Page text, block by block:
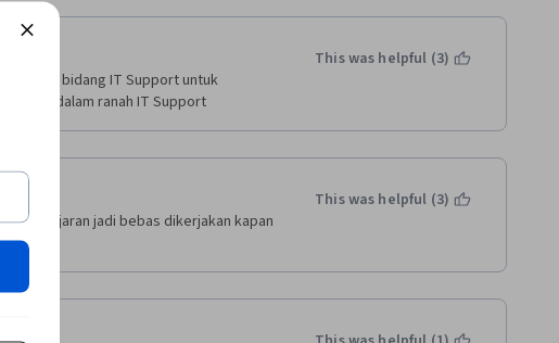
dalam bidang IT Support untuk
rumit dalam ranah IT Support
This was helpful (3)
jadi bebas dikerjakan kapan
This was helpful (3)